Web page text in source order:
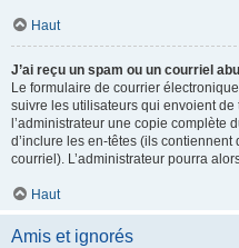
Haut
J’ai reçu un spam ou un courriel
Le formulaire de courrier
suivre les utilisateurs qui envoient
l’administrateur une copie complète
d’inclure les en-têtes (ils contiennent
courriel). L’administrateur pourra
Haut
Amis et ignorés